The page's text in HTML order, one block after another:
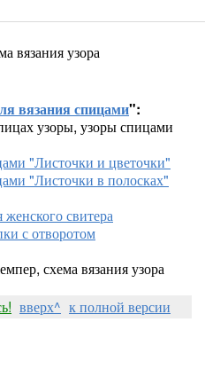
вязания узора
вязания спицами":
узоры, узоры спицами
"Листочки и цветочки"
"Листочки в полосках"
свитера
с отворотом
схема вязания узора
вверх^ к полной версии